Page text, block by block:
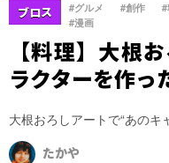
ブロス #グルメ #創作
#漫画
【料理】大根
ラクターを作っ
大根おろしアートで“あのキ
たかや